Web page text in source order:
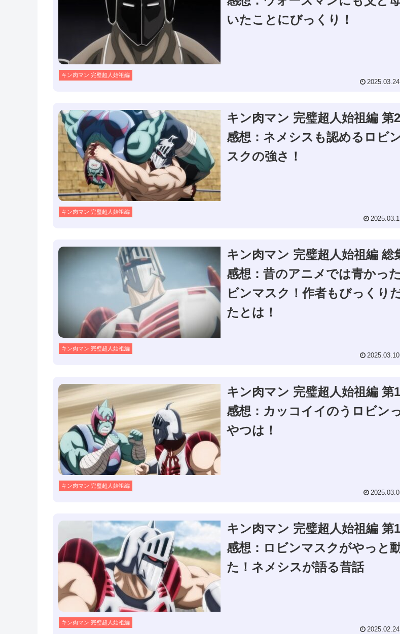
キン肉マン 完璧超人始祖編
いたことにびっくり！
2025.03.24
キン肉マン 完璧超人始祖編
キン肉マン 完璧超人始祖編 第
感想：ネメシスも認めるロビ
スクの強さ！
キン肉マン 完璧超人始祖編
キン肉マン 完璧超人始祖編 総
感想：昔のアニメでは青かっ
ビンマスク！作者もびっくり
たとは！
2025.03.10
キン肉マン 完璧超人始祖編
キン肉マン 完璧超人始祖編 第
感想：カッコイイのうロビン
やつは！
キン肉マン 完璧超人始祖編
キン肉マン 完璧超人始祖編 第
感想：ロビンマスクがやっと
た！ネメシスが語る昔話
2025.02.24